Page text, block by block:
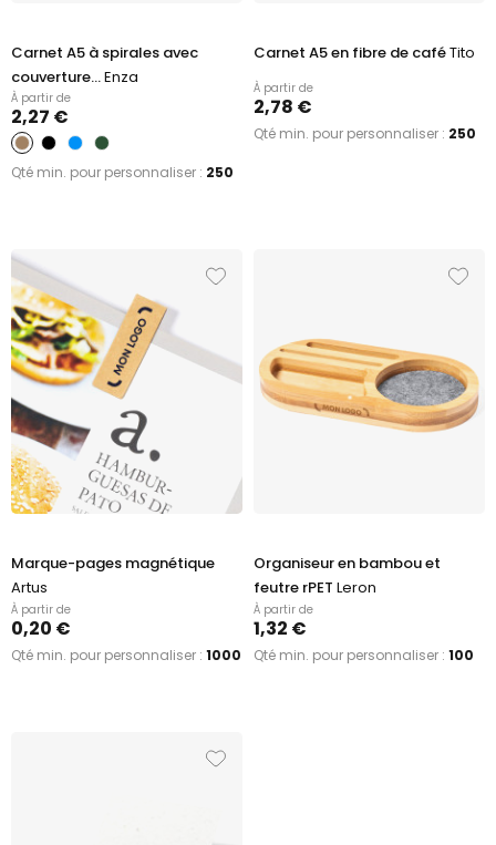
Carnet A5 à spirales avec
couverture...Enza
À partir de
2,27 €
Qté min. pour personnaliser : 250
Carnet A5 en fibre de caféTito
À partir de
2,78 €
Qté min. pour personnaliser : 250
Marque-pages magnétique
Artus
À partir de
0,20 €
Qté min. pour personnaliser : 1000
Organiseur en bambou et
feutre rPET Leron
À partir de
1,32 €
Qté min. pour personnaliser : 100